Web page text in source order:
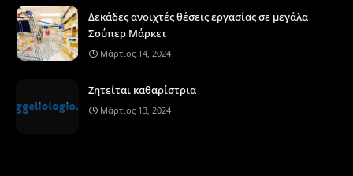
Δεκάδες ανοιχτές θέσεις εργασίας σε μεγάλα
Σούπερ Μάρκετ
Μάρτιος 14, 2024
Ζητείται καθαρίστρια
Μάρτιος 13, 2024